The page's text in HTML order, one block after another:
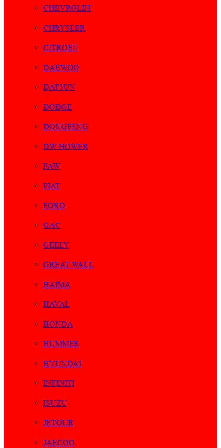
CHEVROLET
CHRYSLER
CITROEN
DAEWOO
DATSUN
DODGE
DONGFENG
DW HOWER
FAW
FIAT
FORD
GAC
GEELY
GREAT WALL
HAIMA
HAVAL
HONDA
HUMMER
HYUNDAI
INFINITI
ISUZU
JETOUR
JAECOO